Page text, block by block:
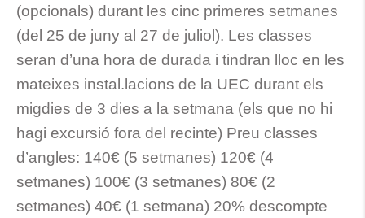
(opcionals) durant les cinc primeres setmanes
(del 25 de juny al 27 de juliol). Les classes
seran d’una hora de durada i tindran lloc en les
mateixes instal.lacions de la UEC durant els
migdies de 3 dies a la setmana (els que no hi
hagi excursió fora del recinte) Preu classes
d’angles: 140€ (5 setmanes) 120€ (4
setmanes) 100€ (3 setmanes) 80€ (2
setmanes) 40€ (1 setmana) 20% descompte